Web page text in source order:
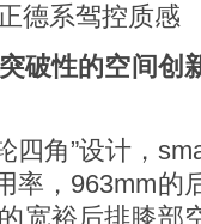
德系驾控质感
破性的空间创
四角”设计，
率，963mm的
宽裕后排膝部